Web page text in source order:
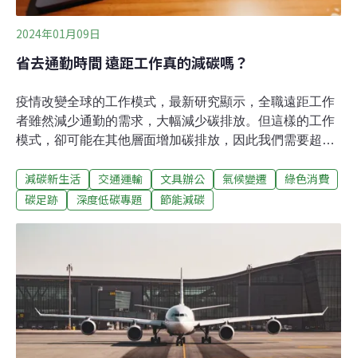
2024年01月09日
省去通勤時間 遠距工作真的減碳嗎？
疫情改變全球的工作模式，最新研究顯示，全職遠距工作
者雖然減少通勤的需求，大幅減少碳排放。但這樣的工作
模式，卻可能在其他層面增加碳排放，因此我們需要超越
生活方式。隨著COVID-19疫情大流行，遠距工作成為全
球不少上班族的生活新常態，然而隨著疫情趨緩，許多大
（Disney），以及在遠距工作模式下崛起的視訊會議巨頭
Zoom。不過，這種混合辦公、或是居家辦公（WFH）的
工作模式，對於節能減碳究竟是機會還是挑戰呢？WFH逐
漸終結？ 混合辦公模式越來越普及因疫情緣故，遠距工作
模式在全球迅速普及。全球各地的員工普遍都期待更彈性
的工作安排。Zoom身為遠距會議軟體龍頭，曾經發下豪
減碳新生活 交通運輸 文具辦公 氣候變遷
綠色消費
碳足跡
深度低碳專題 節能減碳